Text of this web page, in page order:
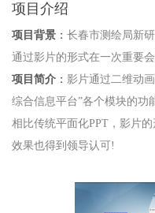
项目介绍
项目背景 ： 长春市测绘局新
通过影片的形式在一次重要
项目简介 ： 影片通过二维动
综合信息平台”各个模块的功
相比传统平面化PPT，影片
效果也得到领导认可!